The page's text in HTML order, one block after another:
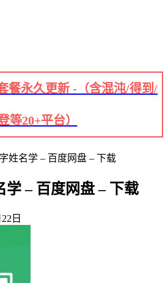
餐永久更新 -（含混沌/得到/
等20+平台）
姓名学 – 百度网盘 – 下载
学 – 百度网盘 – 下载
日